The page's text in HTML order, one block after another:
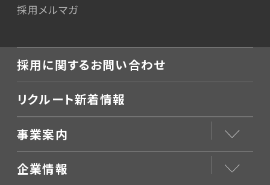
採用メルマガ
採用に関するお問い合わせ
リクルート新着情報
事業案内
企業情報